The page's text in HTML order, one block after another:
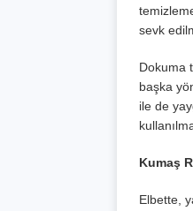
sevk
Dokuma
başka
ile de
Kumaş
Elbette,